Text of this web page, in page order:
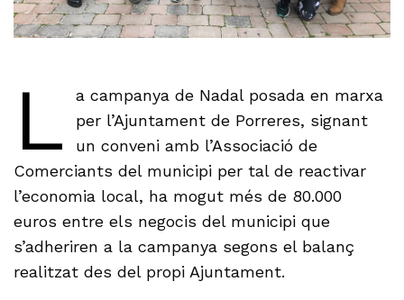
L
a campanya de Nadal posada en marxa
per l’Ajuntament de Porreres, signant
un conveni amb l’Associació de
Comerciants del municipi per tal de reactivar
l’economia local, ha mogut més de 80.000
euros entre els negocis del municipi que
s’adheriren a la campanya segons el balanç
realitzat des del propi Ajuntament.